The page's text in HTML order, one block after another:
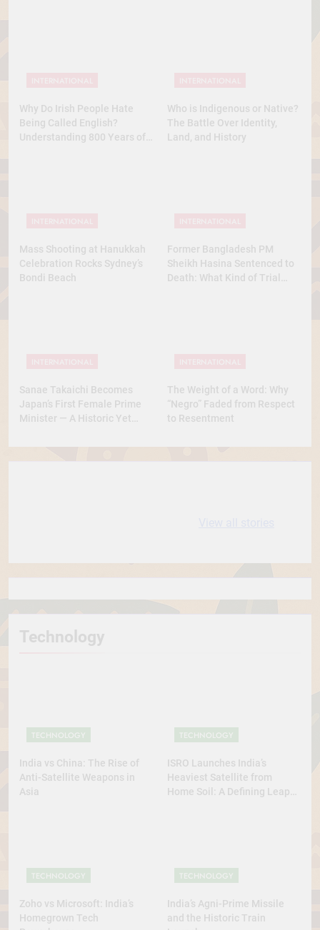
Why Do Irish People Hate
Being Called English?
Understanding 800 Years of
Who is Indigenous or Native?
The Battle Over Identity,
Land, and History
Mass Shooting at Hanukkah
Celebration Rocks Sydney’s
Bondi Beach
Former Bangladesh PM
Sheikh Hasina Sentenced to
Death: What Kind of Trial
Sanae Takaichi Becomes
Japan’s First Female Prime
Minister — A Historic Yet
The Weight of a Word: Why
“Negro” Faded from Respect
to Resentment
Technology
TECHNOLOGY
India vs China: The Rise of
Anti-Satellite Weapons in
Asia
TECHNOLOGY
ISRO Launches India’s
Heaviest Satellite from
Home Soil: A Defining Leap
TECHNOLOGY
Zoho vs Microsoft: India’s
Homegrown Tech
TECHNOLOGY
India’s Agni-Prime Missile
and the Historic Train